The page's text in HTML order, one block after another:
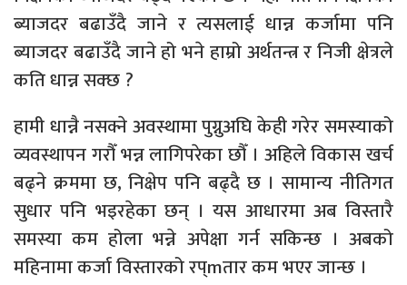
ब्याजदर बढाउँदै जाने र त्यसलाई धान्न कर्जामा पनि
ब्याजदर बढाउँदै जाने हो भने हाम्रो अर्थतन्त्र र निजी क्षेत्रले
कति धान्न सक्छ ?
हामी धान्नै नसक्ने अवस्थामा पुग्नुअघि केही गरेर समस्याको
व्यवस्थापन गरौँ भन्न लागिपरेका छौँ । अहिले विकास खर्च
बढ्ने क्रममा छ, निक्षेप पनि बढ्दै छ । सामान्य नीतिगत
सुधार पनि भइरहेका छन् । यस आधारमा अब विस्तारै
समस्या कम होला भन्ने अपेक्षा गर्न सकिन्छ । अबको
महिनामा कर्जा विस्तारको रप्mतार कम भएर जान्छ ।